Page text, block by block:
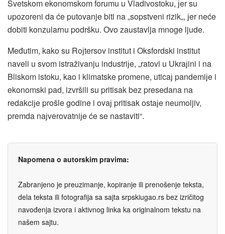
Svetskom ekonomskom forumu u Vladivostoku, јer su
upozoreni da će putovanje biti na „sopstveni rizik„, јer neće
dobiti konzularnu podršku. Ovo zaustavlja mnoge ljude.
Međutim, kako su Roјtersov institut i Oksfordski institut
naveli u svom istraživanju industriјe, „ratovi u Ukraјini i na
Bliskom istoku, kao i klimatske promene, uticaј pandemiјe i
ekonomski pad, izvršili su pritisak bez presedana na
redakciјe prošle godine i ovaј pritisak ostaјe neumoljiv,
premda naјverovatniјe će se nastaviti“.
Napomena o autorskim pravima:
Zabranjeno je preuzimanje, kopiranje ili prenošenje teksta,
dela teksta ili fotografija sa sajta srpskiugao.rs bez izričitog
navođenja izvora i aktivnog linka ka originalnom tekstu na
našem sajtu.